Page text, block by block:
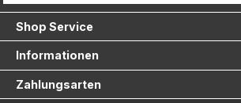
Shop Service
Informationen
Zahlungsarten